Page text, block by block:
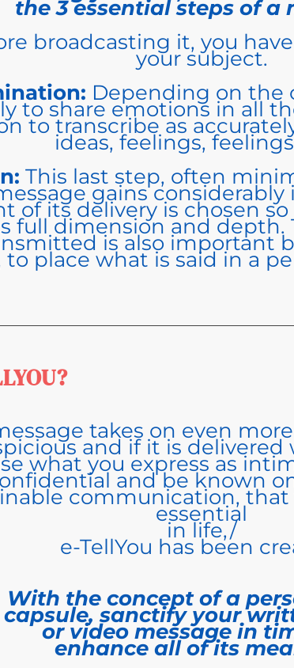
the 3 essential steps of a
broadcasting it, you
your subject.
Depending on the
to share emotions in all
to transcribe as
ideas, feelings,
This last step, often
gains
of its delivery is chosen
full dimension and
is also important
place what is said in a
takes on even
and if it is
what you express as
andbe known
communication,
essential
in life,/
e-TellYou has been
With the concept of a
capsule, sanctify your
or video message in
enhance all of its